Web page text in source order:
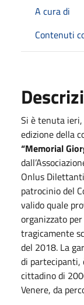
A cura di
Contenuti
Si è tenuta
edizione della
“Memorial
Onlus
patrocinio del
valido quale
organizzato
tragicamente
del 2018. La
di
cittadino di
Venere, da